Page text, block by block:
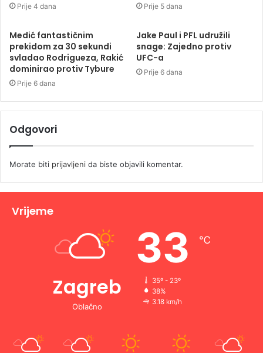
Prije 4 dana Prije 5 dana
Medić fantastičnim
prekidom za 30 sekundi
svladao Rodrigueza, Rakić
dominirao protiv Tybure
Prije 6 dana
Jake Paul i PFL udružili
snage: Zajedno protiv
UFC-a
Prije 6 dana
Odgovori
Morate biti prijavljeni da biste objavili komentar.
Vrijeme
Zagreb
Oblačno
33 ℃
35º - 23º
38%
3.18 km/h